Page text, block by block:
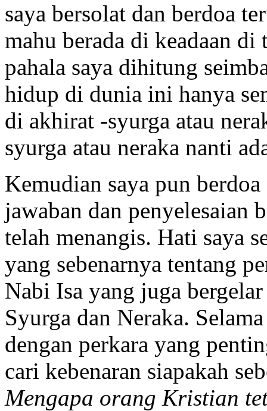
saya bersolat dan berdoa
mahu berada di keadaan di
pahala saya dihitung
hidup di dunia ini hanya
di akhirat -syurga atau
syurga atau neraka nanti
Kemudian saya pun
jawaban dan penyelesaian
telah menangis. Hati saya
yang sebenarnya tentang
Nabi Isa yang juga
Syurga dan Neraka.
dengan perkara yang
cari kebenaran siapakah
Mengapa orang Kristian